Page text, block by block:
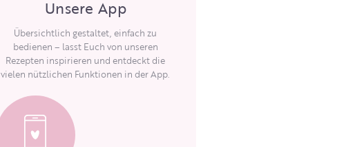
Unsere App
Übersichtlich gestaltet, einfach zu
bedienen – lasst Euch von unseren
Rezepten inspirieren und entdeckt die
vielen nützlichen Funktionen in der App.